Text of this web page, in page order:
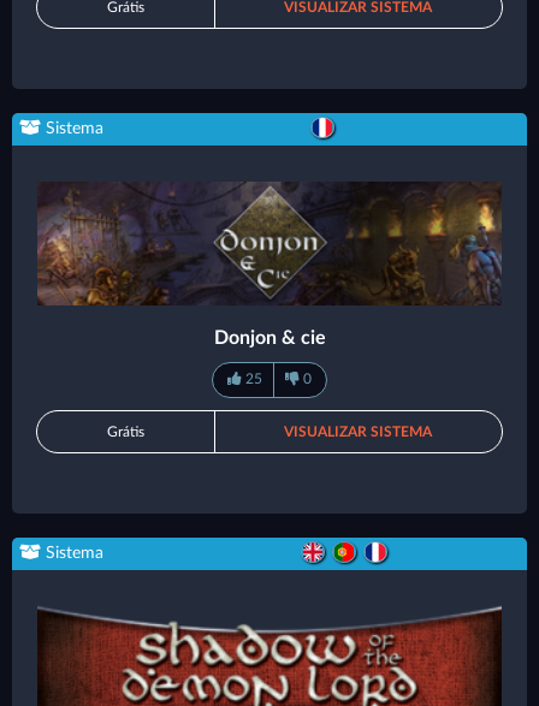
Grátis VISUALIZAR SISTEMA
Sistema
Donjon & cie
25 0
Grátis VISUALIZAR SISTEMA
Sistema